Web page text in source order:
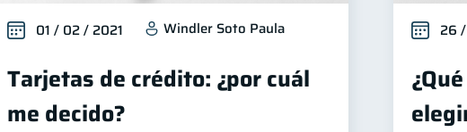
01 / 02 / 2021 Windler Soto Paula
Tarjetas de crédito: ¿por cuál
me decido?
26